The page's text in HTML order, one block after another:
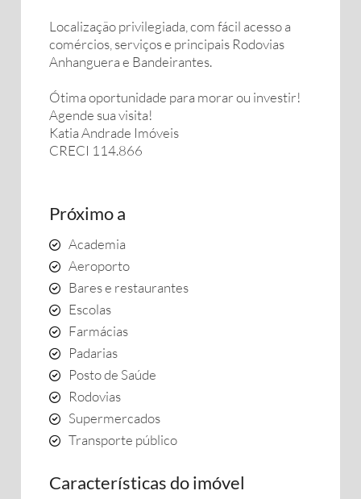
Localização privilegiada, com fácil acesso a
comércios, serviços e principais Rodovias
Anhanguera e Bandeirantes.
Ótima oportunidade para morar ou investir!
Agende sua visita!
Katia Andrade Imóveis
CRECI 114.866
Próximo a
Academia
Aeroporto
Bares e restaurantes
Escolas
Farmácias
Padarias
Posto de Saúde
Rodovias
Supermercados
Transporte público
Características do imóvel